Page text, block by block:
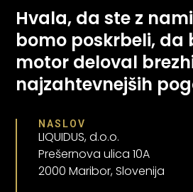
Hvala, da ste z
bomo poskrbeli, da
motor deloval
najzahtevnejših
NASLOV
LIQUIDUS, d.o.o.
Prešernova ulica 10A
2000 Maribor, Slovenija